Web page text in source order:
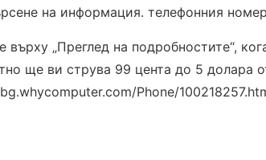
на информация. телефонния
върху „Преглед на подробностите“,
ще ви струва 99 цента до 5 долара
Phone/